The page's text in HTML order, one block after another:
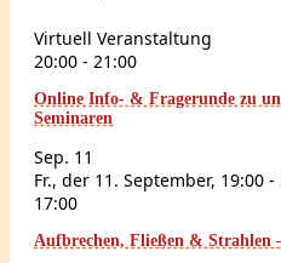
Virtuell Veranstaltung
20:00 - 21:00
Online Info- & Fragerunde zu
Seminaren
Sep. 11
Fr., der 11. September, 19:00 -
17:00
Aufbrechen, Fließen &